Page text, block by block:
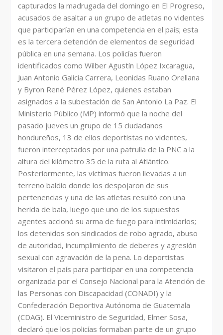
capturados la madrugada del domingo en El Progreso,
acusados de asaltar a un grupo de atletas no videntes
que participarían en una competencia en el país; esta
es la tercera detención de elementos de seguridad
pública en una semana. Los policías fueron
identificados como Wilber Agustín López Ixcaragua,
Juan Antonio Galicia Carrera, Leonidas Ruano Orellana
y Byron René Pérez López, quienes estaban
asignados a la subestación de San Antonio La Paz. El
Ministerio Público (MP) informó que la noche del
pasado jueves un grupo de 15 ciudadanos
hondureños, 13 de ellos deportistas no videntes,
fueron interceptados por una patrulla de la PNC a la
altura del kilómetro 35 de la ruta al Atlántico.
Posteriormente, las víctimas fueron llevadas a un
terreno baldío donde los despojaron de sus
pertenencias y una de las atletas resultó con una
herida de bala, luego que uno de los supuestos
agentes accionó su arma de fuego para intimidarlos;
los detenidos son sindicados de robo agrado, abuso
de autoridad, incumplimiento de deberes y agresión
sexual con agravación de la pena. Lo deportistas
visitaron el país para participar en una competencia
organizada por el Consejo Nacional para la Atención de
las Personas con Discapacidad (CONADI) y la
Confederación Deportiva Autónoma de Guatemala
(CDAG). El Viceministro de Seguridad, Elmer Sosa,
declaró que los policías formaban parte de un grupo